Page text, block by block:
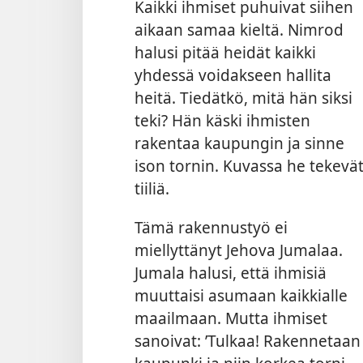
Kaikki ihmiset puhuivat siihen
aikaan samaa kieltä. Nimrod
halusi pitää heidät kaikki
yhdessä voidakseen hallita
heitä. Tiedätkö, mitä hän siksi
teki? Hän käski ihmisten
rakentaa kaupungin ja sinne
ison tornin. Kuvassa he tekevät
tiiliä.
Tämä rakennustyö ei
miellyttänyt Jehova Jumalaa.
Jumala halusi, että ihmisiä
muuttaisi asumaan kaikkialle
maailmaan. Mutta ihmiset
sanoivat: ’Tulkaa! Rakennetaan